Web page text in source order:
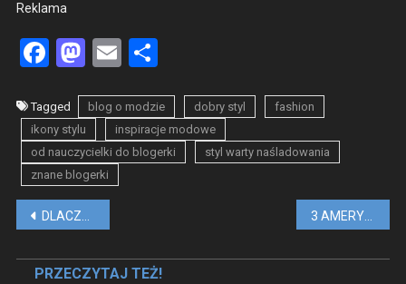
Rekla­ma
Facebook
Mastodon
EmailShare
Tagged blog o modzie dobry styl
fashion
ikony stylu
inspiracje modowe
od nauczycielki do blogerki
styl warty naśladowania
znane blogerki
Nawigacja
wpisu
DLACZEGO OSOBY AUTYSTYCZNE SĄ BARDZIEJ NARAŻONE NA SAMOBÓJSTWO? 3 AMERYKAŃSKIE BLOGI MODOWE, KTÓRE WARTO OBSERWOWAĆ!
PRZECZYTAJ TEŻ!